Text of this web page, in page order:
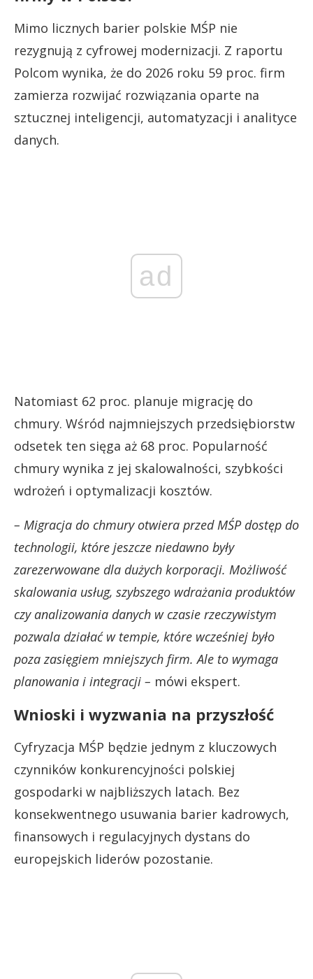
Mimo licznych barier polskie MŚP nie
rezygnują z cyfrowej modernizacji. Z raportu
Polcom wynika, że do 2026 roku 59 proc. firm
zamierza rozwijać rozwiązania oparte na
sztucznej inteligencji, automatyzacji i analityce
danych.
ad
Natomiast 62 proc. planuje migrację do
chmury. Wśród najmniejszych przedsiębiorstw
odsetek ten sięga aż 68 proc. Popularność
chmury wynika z jej skalowalności, szybkości
wdrożeń i optymalizacji kosztów.
– Migracja do chmury otwiera przed MŚP dostęp do
technologii, które jeszcze niedawno były
zarezerwowane dla dużych korporacji. Możliwość
skalowania usług, szybszego wdrażania produktów
czy analizowania danych w czasie rzeczywistym
pozwala działać w tempie, które wcześniej było
poza zasięgiem mniejszych firm. Ale to wymaga
planowania i integracji – mówi ekspert.
Wnioski i wyzwania na przyszłość
Cyfryzacja MŚP będzie jednym z kluczowych
czynników konkurencyjności polskiej
gospodarki w najbliższych latach. Bez
konsekwentnego usuwania barier kadrowych,
finansowych i regulacyjnych dystans do
europejskich liderów pozostanie.